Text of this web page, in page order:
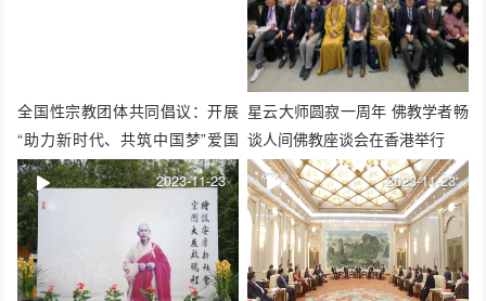
全国性宗教团体共同倡议：开展
“助力新时代、共筑中国梦”爱国
主义学习教育活动！
星云大师圆寂一周年 佛教学者畅
谈人间佛教座谈会在香港举行
2023-11-23 2023-11-23